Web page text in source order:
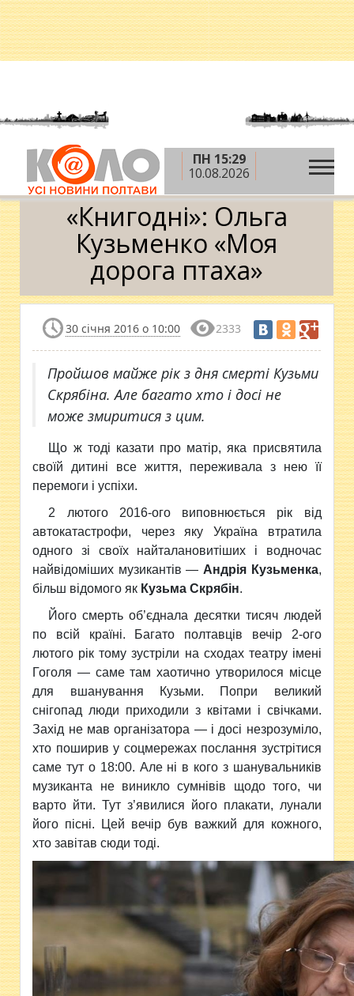
ПН 15:29
10.08.2026
Головна » Блоги » Роман Повзик
»«Книгодні»: Ольга Кузьменко «Моя дорога птаха»
«Книгодні»: Ольга
Кузьменко «Моя
дорога птаха»
30 січня 2016 о 10:00 2333
Пройшов майже рік з дня смерті Кузьми
Скрябіна. Але багато хто і досі не
може змиритися з цим.
Що ж тоді казати про матір, яка присвятила
своїй дитині все життя, переживала з нею її
перемоги і успіхи.
2 лютого 2016-ого виповнюється рік від
автокатастрофи, через яку Україна втратила
одного зі своїх найталановитіших і водночас
найвідоміших музикантів — Андрія Кузьменка,
більш відомого як Кузьма Скрябін.
Його смерть об’єднала десятки тисяч людей
по всій країні. Багато полтавців вечір 2-ого
лютого рік тому зустріли на сходах театру імені
Гоголя — саме там хаотично утворилося місце
для вшанування Кузьми. Попри великий
снігопад люди приходили з квітами і свічками.
Захід не мав організатора — і досі незрозуміло,
хто поширив у соцмережах послання зустрітися
саме тут о 18:00. Але ні в кого з шанувальників
музиканта не виникло сумнівів щодо того, чи
варто йти. Тут з’явилися його плакати, лунали
його пісні. Цей вечір був важкий для кожного,
хто завітав сюди тоді.